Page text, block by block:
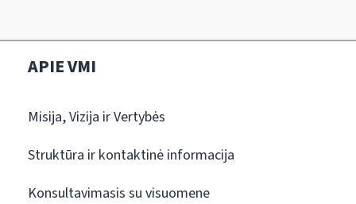
APIE VMI
Misija, Vizija ir Vertybės
Struktūra ir kontaktinė informacija
Konsultavimasis su visuomene